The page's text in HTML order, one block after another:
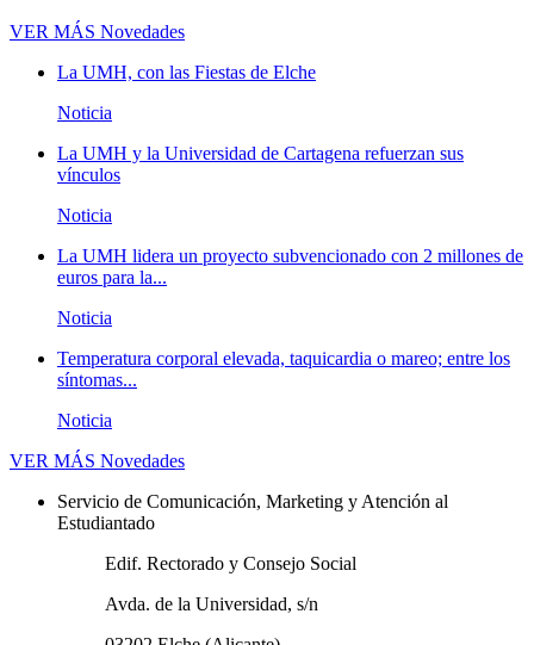
VER MÁS Novedades
La UMH, con las Fiestas de Elche
Noticia
La UMH y la Universidad de Cartagena refuerzan sus
vínculos
Noticia
La UMH lidera un proyecto subvencionado con 2 millones de
euros para la...
Noticia
Temperatura corporal elevada, taquicardia o mareo; entre los
síntomas...
Noticia
VER MÁS Novedades
Servicio de Comunicación, Marketing y Atención al
Estudiantado
Edif. Rectorado y Consejo Social
Avda. de la Universidad, s/n